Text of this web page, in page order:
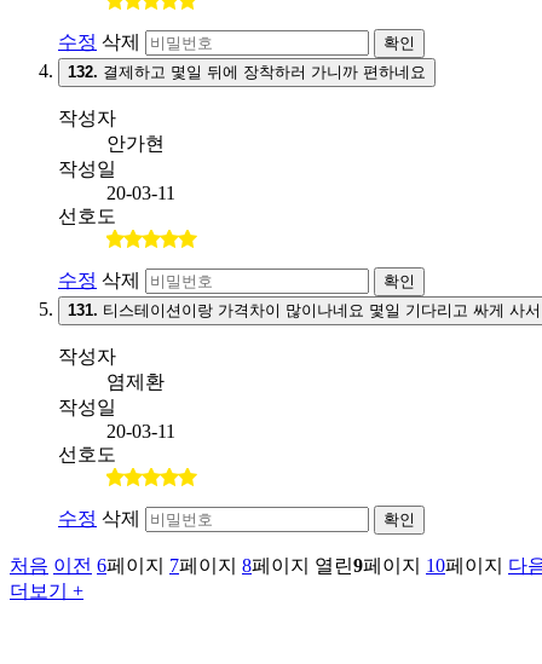
수정 삭제
확인
132.
결제하고 몇일 뒤에 장착하러 가니까 편하네요
작성자
안가현
작성일
20-03-11
선호도
수정 삭제
확인
131. 티스테이션이랑 가격차이 많이나네요 몇일 기다리고 싸게 사
작성자
염제환
작성일
20-03-11
선호도
수정 삭제 확인
처음 이전 6페이지 7페이지 8페이지 열린9페이지 10페이지
다
더보기 +